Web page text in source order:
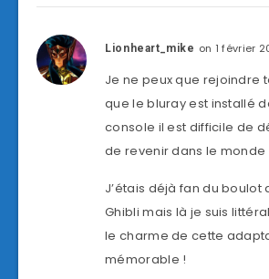
Lionheart_mike on 1 février
Je ne peux que rejoindre
que le bluray est installé
console il est difficile de
de revenir dans le monde
J’étais déjà fan du boulot
Ghibli mais là je suis
le charme de cette
mémorable !